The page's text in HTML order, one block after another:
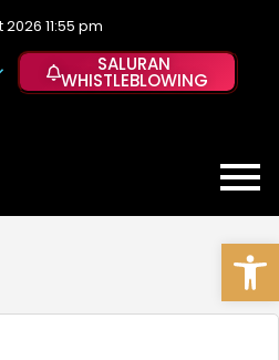
11:55 pm
SALURAN
WHISTLEBLOWING